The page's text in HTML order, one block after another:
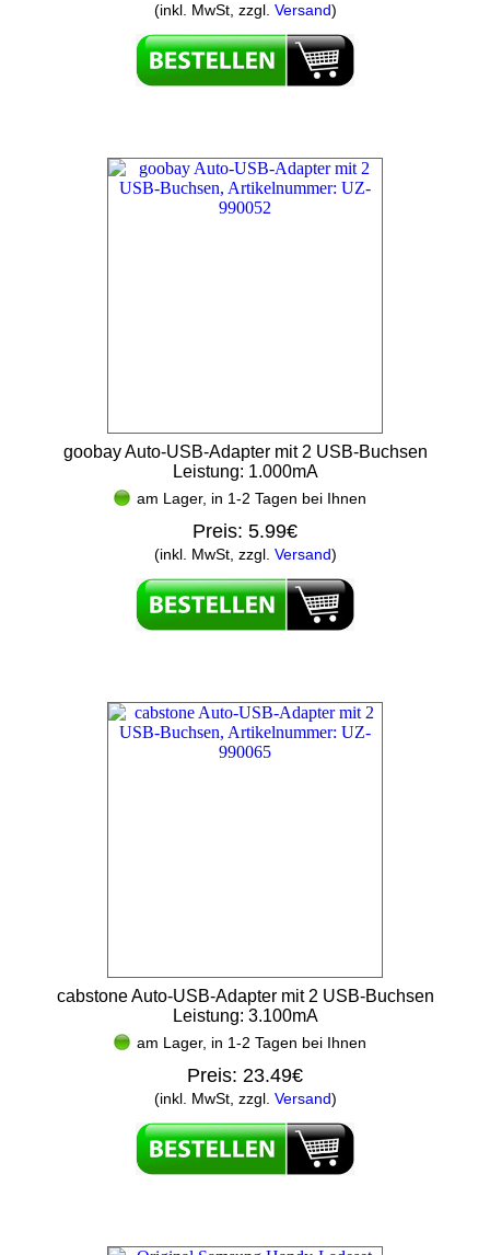
(inkl. MwSt, zzgl. Versand)
goobay Auto-USB-Adapter mit 2 USB-Buchsen
Leistung: 1.000mA
am Lager, in 1-2 Tagen bei Ihnen
Preis: 5.99€
(inkl. MwSt, zzgl. Versand)
cabstone Auto-USB-Adapter mit 2 USB-Buchsen
Leistung: 3.100mA
am Lager, in 1-2 Tagen bei Ihnen
Preis: 23.49€
(inkl. MwSt, zzgl. Versand)